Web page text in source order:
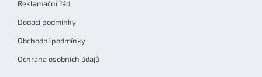
Reklamační řád
Dodací podmínky
Obchodní podmínky
Ochrana osobních údajů